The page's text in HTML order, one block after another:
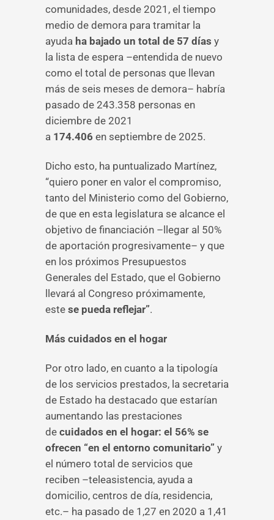
comunidades, desde 2021, el tiempo
medio de demora para tramitar la
ayuda ha bajado un total de 57 días y
la lista de espera –entendida de nuevo
como el total de personas que llevan
más de seis meses de demora– habría
pasado de 243.358 personas en
diciembre de 2021
a 174.406 en septiembre de 2025.
Dicho esto, ha puntualizado Martínez,
“quiero poner en valor el compromiso,
tanto del Ministerio como del Gobierno,
de que en esta legislatura se alcance el
objetivo de financiación –llegar al 50%
de aportación progresivamente– y que
en los próximos Presupuestos
Generales del Estado, que el Gobierno
llevará al Congreso próximamente,
este se pueda reflejar”.
Más cuidados en el hogar
Por otro lado, en cuanto a la tipología
de los servicios prestados, la secretaria
de Estado ha destacado que estarían
aumentando las prestaciones
de cuidados en el hogar: el 56% se
ofrecen “en el entorno comunitario” y
el número total de servicios que
reciben –teleasistencia, ayuda a
domicilio, centros de día, residencia,
etc.– ha pasado de 1,27 en 2020 a 1,41